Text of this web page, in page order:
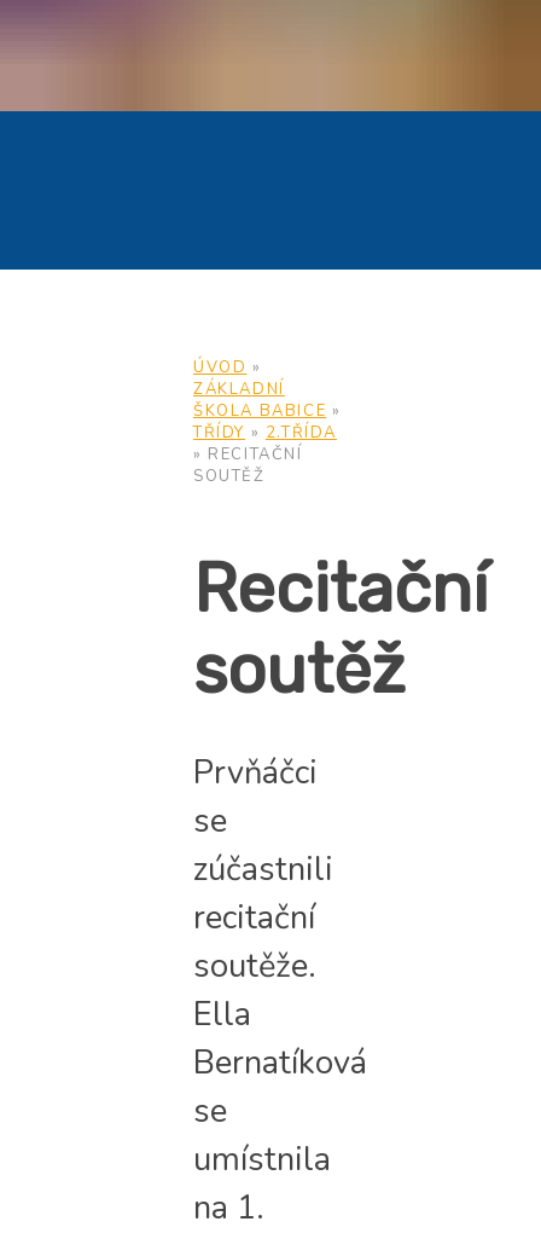
ÚVOD »
ZÁKLADNÍ
ŠKOLA BABICE »
TŘÍDY » 2.TŘÍDA
» RECITAČNÍ
SOUTĚŽ
Recitační
soutěž
Prvňáčci
se
zúčastnili
recitační
soutěže.
Ella
Bernatíková
se
umístnila
na 1.